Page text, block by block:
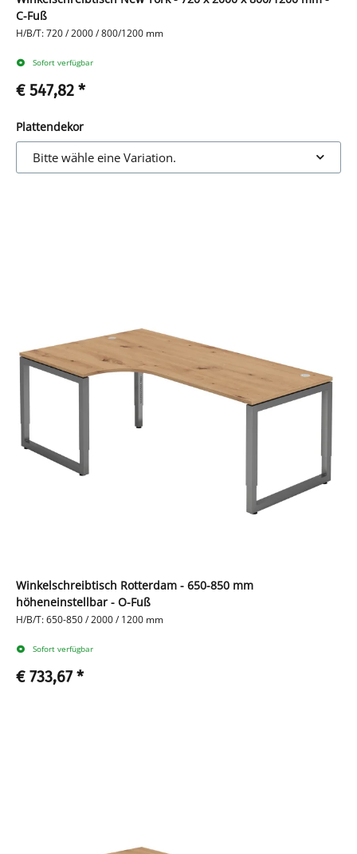
C-Fuß
H/B/T: 720 / 2000 / 800/1200 mm
Sofort verfügbar
€ 547,82 *
Plattendekor
Bitte wähle eine Variation.
Winkelschreibtisch Rotterdam - 650-850 mm
höheneinstellbar - O-Fuß
H/B/T: 650-850 / 2000 / 1200 mm
Sofort verfügbar
€ 733,67 *